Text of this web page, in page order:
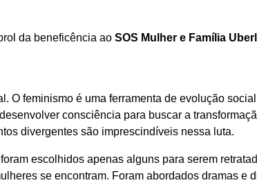
da beneficência ao SOS Mulher e Família
O feminismo é uma ferramenta de evolução
consciência para buscar a
divergentes são imprescindíveis nessa luta.
escolhidos apenas alguns para serem
se encontram. Foram abordados dramas e